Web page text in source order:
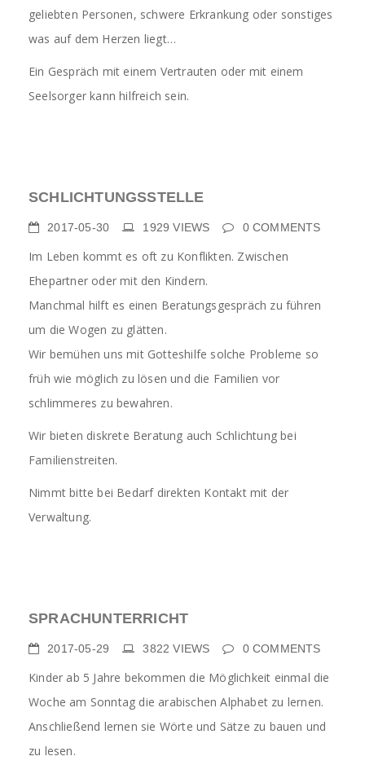
geliebten Personen, schwere Erkrankung oder sonstiges
was auf dem Herzen liegt…
Ein Gespräch mit einem Vertrauten oder mit einem
Seelsorger kann hilfreich sein.
SCHLICHTUNGSSTELLE
2017-05-30 1929VIEWS 0COMMENTS
Im Leben kommt es oft zu Konflikten. Zwischen
Ehepartner oder mit den Kindern.
Manchmal hilft es einen Beratungsgespräch zu führen
um die Wogen zu glätten.
Wir bemühen uns mit Gotteshilfe solche Probleme so
früh wie möglich zu lösen und die Familien vor
schlimmeres zu bewahren.
Wir bieten diskrete Beratung auch Schlichtung bei
Familienstreiten.
Nimmt bitte bei Bedarf direkten Kontakt mit der
Verwaltung.
SPRACHUNTERRICHT
2017-05-29 3822VIEWS 0COMMENTS
Kinder ab 5 Jahre bekommen die Möglichkeit einmal die
Woche am Sonntag die arabischen Alphabet zu lernen.
Anschließend lernen sie Wörte und Sätze zu bauen und
zu lesen.